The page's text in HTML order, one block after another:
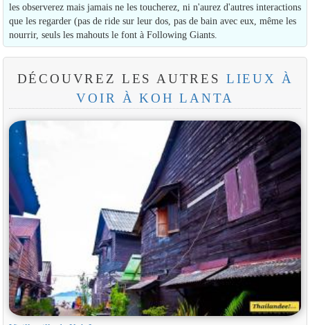
les observerez mais jamais ne les toucherez, ni n'aurez d'autres interactions
que les regarder (pas de ride sur leur dos, pas de bain avec eux, même les
nourrir, seuls les mahouts le font à Following Giants.
DÉCOUVREZ LES AUTRES LIEUX À
VOIR À KOH LANTA